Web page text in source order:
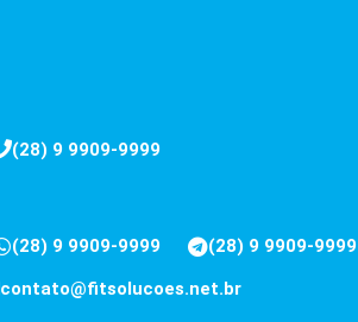
(28) 9 9909-9999
(28) 9 9909-9999 (28) 9 9909-9999
contato@fitsolucoes.net.br